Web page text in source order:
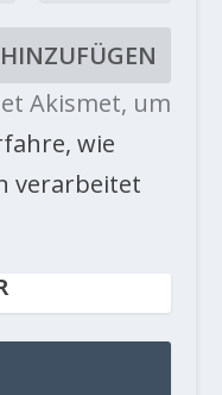
Akismet, um
wie
verarbeitet